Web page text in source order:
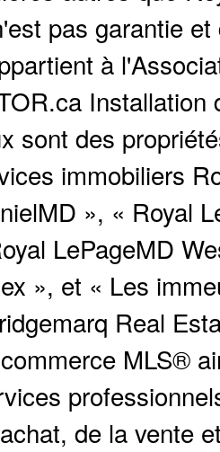
pas garantie
à
sont des
immobiliers
», « Royal
LePageMD
», et « Les
Real
MLS®
de la vente